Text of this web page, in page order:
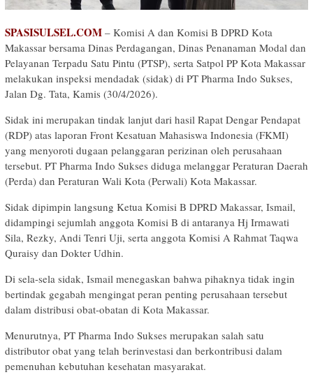
SPASISULSEL.COM – Komisi A dan Komisi B DPRD Kota
Makassar bersama Dinas Perdagangan, Dinas Penanaman Modal dan
Pelayanan Terpadu Satu Pintu (PTSP), serta Satpol PP Kota Makassar
melakukan inspeksi mendadak (sidak) di PT Pharma Indo Sukses,
Jalan Dg. Tata, Kamis (30/4/2026).
Sidak ini merupakan tindak lanjut dari hasil Rapat Dengar Pendapat
(RDP) atas laporan Front Kesatuan Mahasiswa Indonesia (FKMI)
yang menyoroti dugaan pelanggaran perizinan oleh perusahaan
tersebut. PT Pharma Indo Sukses diduga melanggar Peraturan Daerah
(Perda) dan Peraturan Wali Kota (Perwali) Kota Makassar.
Sidak dipimpin langsung Ketua Komisi B DPRD Makassar, Ismail,
didampingi sejumlah anggota Komisi B di antaranya Hj Irmawati
Sila, Rezky, Andi Tenri Uji, serta anggota Komisi A Rahmat Taqwa
Quraisy dan Dokter Udhin.
Di sela-sela sidak, Ismail menegaskan bahwa pihaknya tidak ingin
bertindak gegabah mengingat peran penting perusahaan tersebut
dalam distribusi obat-obatan di Kota Makassar.
Menurutnya, PT Pharma Indo Sukses merupakan salah satu
distributor obat yang telah berinvestasi dan berkontribusi dalam
pemenuhan kebutuhan kesehatan masyarakat.